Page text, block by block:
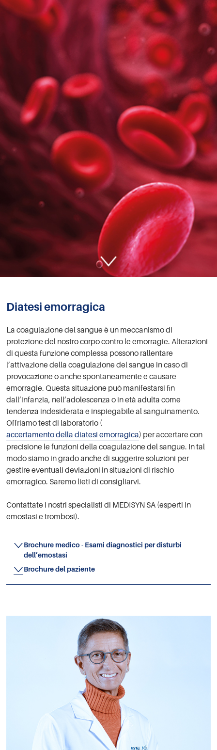
Diatesi emorragica
La coagulazione del sangue è un meccanismo di
protezione del nostro corpo contro le emorragie. Alterazioni
di questa funzione complessa possono rallentare
l’attivazione della coagulazione del sangue in caso di
provocazione o anche spontaneamente e causare
emorragie. Questa situazione può manifestarsi fin
dall’infanzia, nell’adolescenza o in età adulta come
tendenza indesiderata e inspiegabile al sanguinamento.
Offriamo test di laboratorio (
accertamento della diatesi emorragica) per accertare con
precisione le funzioni della coagulazione del sangue. In tal
modo siamo in grado anche di suggerire soluzioni per
gestire eventuali deviazioni in situazioni di rischio
emorragico. Saremo lieti di consigliarvi.
Contattate i nostri specialisti di MEDISYN SA (esperti in
emostasi e trombosi).
Brochure medico - Esami diagnostici per disturbi
dell’emostasi
Brochure del paziente